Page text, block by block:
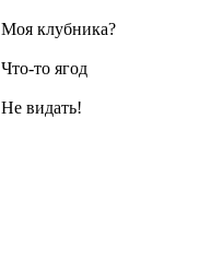
Моя клубника?
Что-то ягод
Не видать!